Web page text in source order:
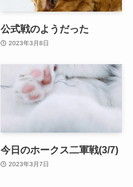
公式戦のようだった
2023年3月8日
今日のホークス二軍戦(3/7)
2023年3月7日